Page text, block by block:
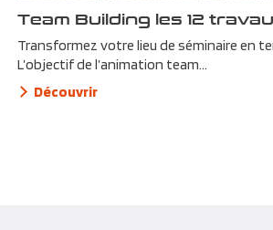
Team Building les 12
Transformez votre lieu de séminaire en
L’objectif de l’animation team...
Découvrir